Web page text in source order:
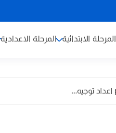
المرحلة الابتدائية المرحلة الاعدادية